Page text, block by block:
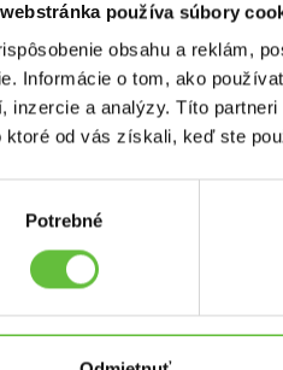
používa súbory
obsahu a reklám,
Informácie o tom, ako
inzercie a analýzy. Títo
ktoré od vás získali, keď ste
Potrebné
O nás